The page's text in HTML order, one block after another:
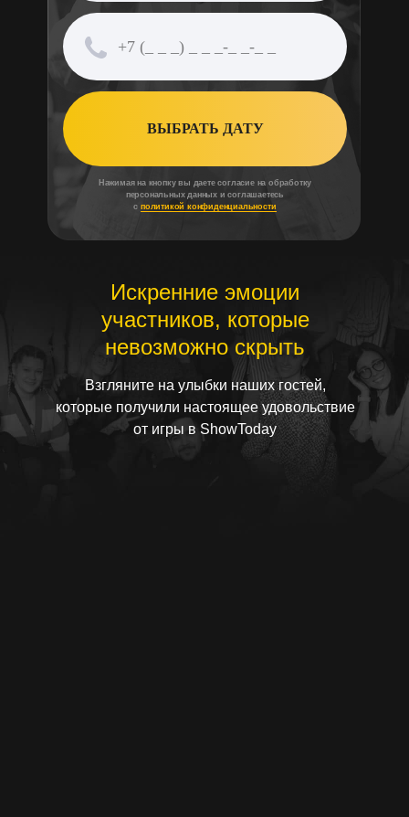
ВЫБРАТЬ ДАТУ
Нажимая на кнопку вы даете согласие на обработку
персональных данных и соглашаетесь
сполитикой конфиденциальности
Искренние эмоции
участников, которые
невозможно скрыть
Взгляните на улыбки наших гостей,
которые получили настоящее удовольствие
от игры в ShowToday